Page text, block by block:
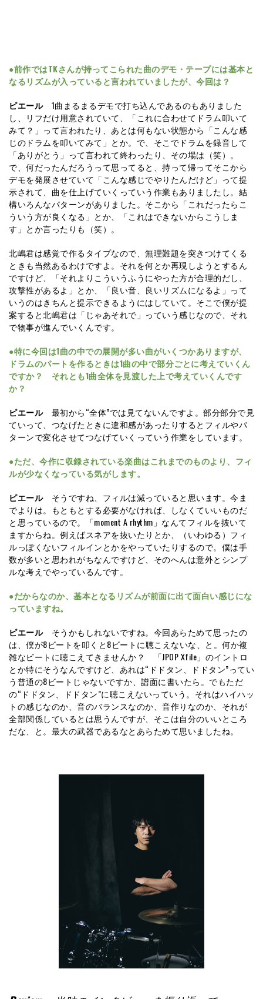
●前作ではTKさんが持ってこられた曲のデモ・テープには基本と
なるリズムが入っていると言われていましたが、今回は？
ピエール 1曲まるまるデモで打ち込んであるのもありました
し、リフだけ用意されていて、「これに合わせてドラム叩いて
みて？」って言われたり、あとは何もない状態から「こんな感
じのドラムを叩いてみて」とか。で、そこでドラムを録音して
「ありがとう」って言われて終わったり、その場は（笑）。
で、何だったんだろうって思ってると、持って帰ってそこから
デモを発展させていて「こんな感じでやりたんだけど」って提
示されて、曲を仕上げていくっていう作業もありましたし。結
構いろんなパターンがありました。そこから「これだったらこ
ういう方が良くなる」とか、「これはできないからこうしま
す」とか言ったりも（笑）。
北嶋君は感覚で作るタイプなので、無理難題を突きつけてくる
ときも当然あるわけですよ。それを何とか再現しようとするん
ですけど、「それよりこういうふうにやった方が合理的だし、
攻撃性があるよ」とか、「良い音、良いリズムになるよ」って
いうのはきちんと提示できるようにはしていて。そこで僕が提
案すると北嶋君は「じゃあそれで」っていう感じなので、それ
で物事が進んでいくんです。
●特に今回は1曲の中での展開が多い曲がいくつかありますが、
ドラムのパートを作るときは1曲の中で部分ごとに考えていくん
ですか？ それとも1曲全体を見渡した上で考えていくんです
か？
ピエール 最初から“全体”では見てないんですよ。部分部分で見
ていって、つなげたときに違和感があったりするとフィルやパ
ターンで変化させてつなげていくっていう作業をしています。
●ただ、今作に収録されている楽曲はこれまでのものより、フィ
ルが少なくなっている気がします。
ピエール そうですね、フィルは減っていると思います。今ま
でよりは。もともとする必要がなければ、しなくていいものだ
と思っているので。「moment A rhythm」なんてフィルを抜いて
ますからね。例えばスネアを抜いたりとか、（いわゆる）フィ
ルっぽくないフィルインとかをやっていたりするので。僕は手
数が多いと思われがちなんですけど、そのへんは意外とシンプ
ルな考えでやっているんです。
●だからなのか、基本となるリズムが前面に出て面白い感じにな
っていますね。
ピエール そうかもしれないですね。今回あらためて思ったの
は、僕が8ビートを叩くと8ビートに聴こえないな、と。何か複
雑なビートに聴こえてきませんか？ 「JPOP Xfile」のイントロ
とか特にそうなんですけど、あれは“ドドタン、ドドタン”ってい
う普通の8ビートじゃないですか、譜面に書いたら。でもただ
の“ドドタン、ドドタン”に聴こえないっていう。それはハイハッ
トの感じなのか、音のバランスなのか、音作りなのか、それが
全部関係しているとは思うんですが、そこは自分のいいところ
だな、と。最大の武器であるなとあらためて思いましたね。